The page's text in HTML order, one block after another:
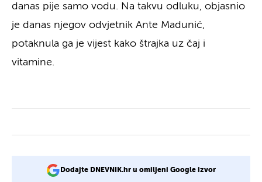
danas pije samo vodu. Na takvu odluku, objasnio
je danas njegov odvjetnik Ante Madunić,
potaknula ga je vijest kako štrajka uz čaj i
vitamine.
Dodajte DNEVNIK.hr u omiljeni Google izvor